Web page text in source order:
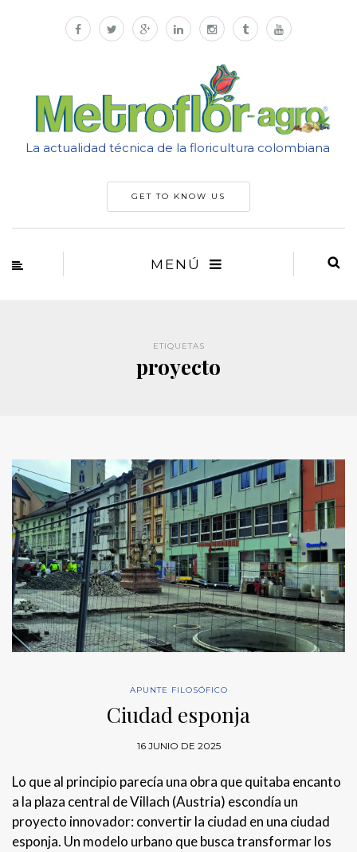
La actualidad técnica de la floricultura colombiana
GET TO KNOW US
MENÚ
ETIQUETAS
proyecto
APUNTE FILOSÓFICO
Ciudad esponja
16 JUNIO DE 2025
Lo que al principio parecía una obra que quitaba encanto
a la plaza central de Villach (Austria) escondía un
proyecto innovador: convertir la ciudad en una ciudad
esponja. Un modelo urbano que busca transformar los